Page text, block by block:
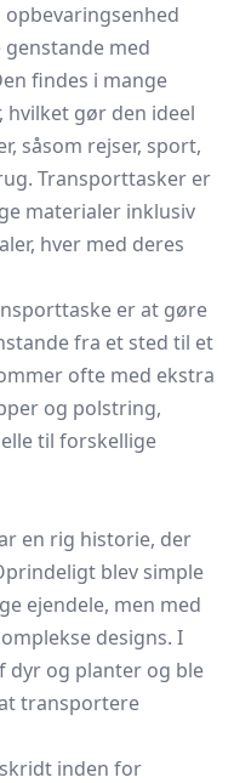
opbevaringsenhed
med
findes i mange
gør den ideel
såsom rejser, sport,
Transporttasker er
materialer inklusiv
hver med deres
er at gøre
fra et sted til et
ofte med ekstra
og polstring,
til forskellige
en rig historie, der
blev simple
ejendele, men med
designs. I
dyr og planter og ble
transportere
inden for